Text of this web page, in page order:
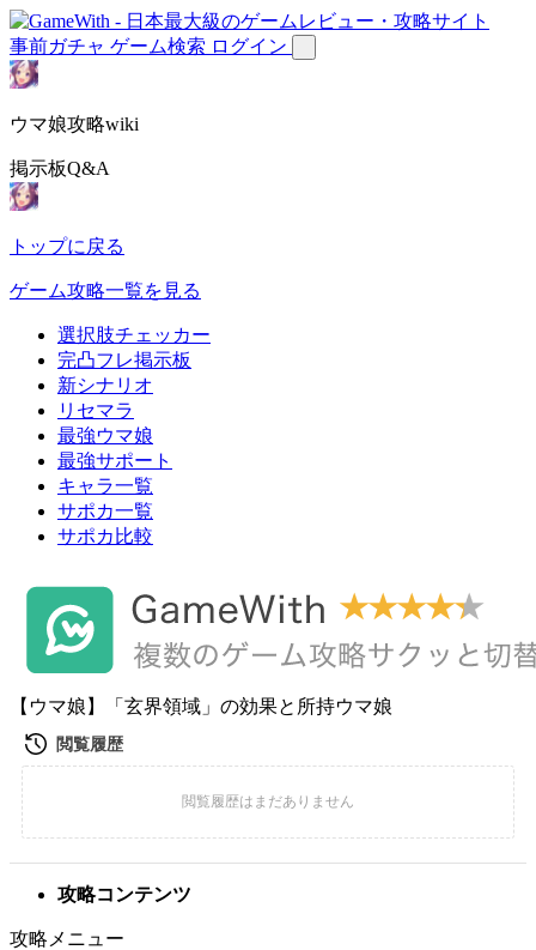
事前ガチャ ゲーム検索 ログイン
ウマ娘攻略wiki
掲示板Q&A
トップに戻る
ゲーム攻略一覧を見る
選択肢チェッカー
完凸フレ掲示板
新シナリオ
リセマラ
最強ウマ娘
最強サポート
キャラ一覧
サポカ一覧
サポカ比較
【ウマ娘】「玄界領域」の効果と所持ウマ娘
攻略コンテンツ
攻略メニュー